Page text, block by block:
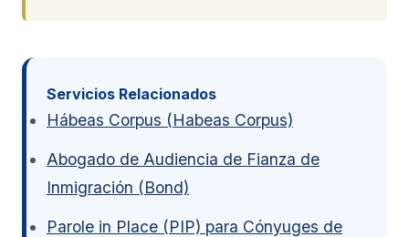
Servicios Relacionados
Hábeas Corpus (Habeas Corpus)
Abogado de Audiencia de Fianza de
Inmigración (Bond)
Parole in Place (PIP) para Cónyuges de